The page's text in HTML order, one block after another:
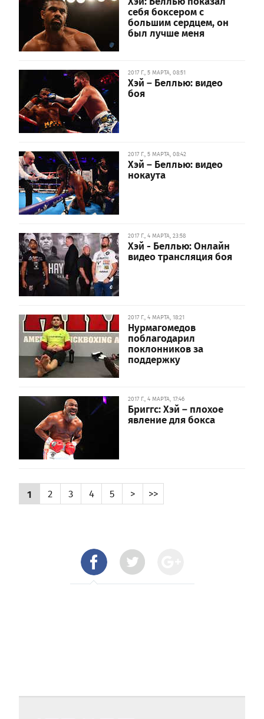
себя боксером с
большим сердцем, он
был лучше меня
2017 Г., 5 МАРТА, 08:51
Хэй – Беллью: видео
боя
2017 Г., 5 МАРТА, 08:42
Хэй – Беллью: видео
нокаута
2017 Г., 4 МАРТА, 23:58
Хэй - Беллью: Онлайн
видео трансляция боя
2017 Г., 4 МАРТА, 18:21
Нурмагомедов
поблагодарил
поклонников за
поддержку
2017 Г., 4 МАРТА, 17:46
Бриггс: Хэй – плохое
явление для бокса
1 2 3 4 5 > >>